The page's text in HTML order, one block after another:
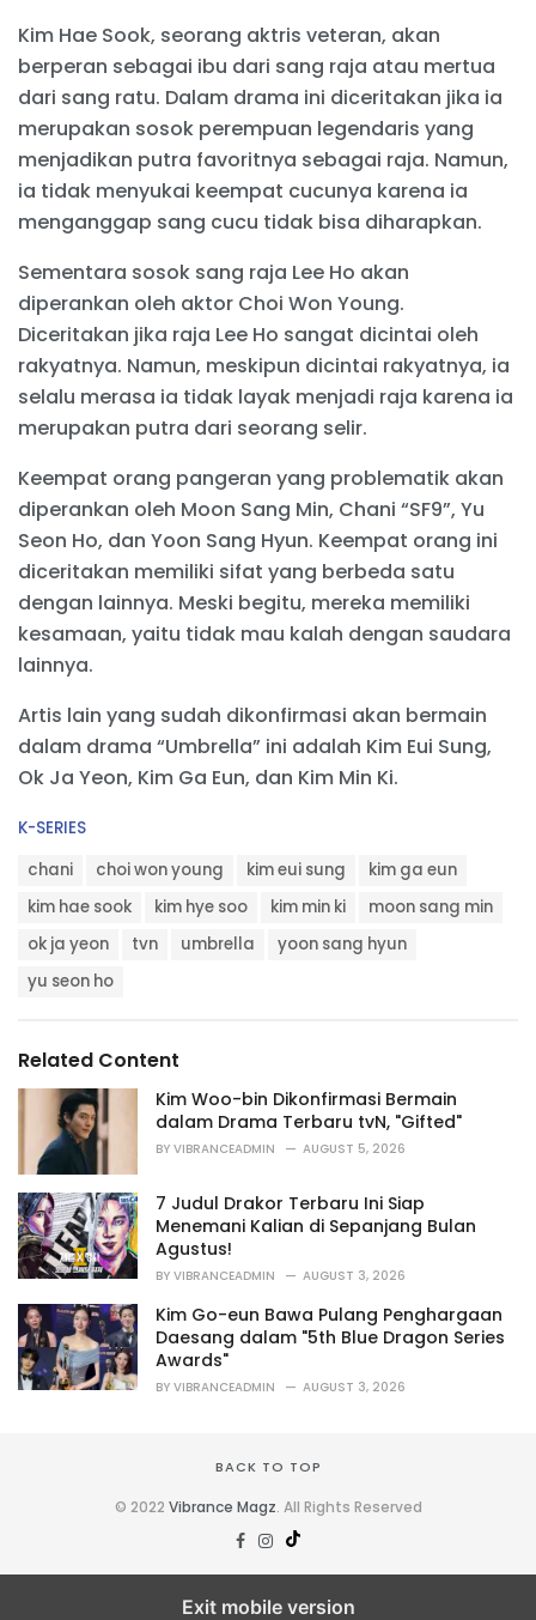
Kim Hae Sook, seorang aktris veteran, akan
berperan sebagai ibu dari sang raja atau mertua
dari sang ratu. Dalam drama ini diceritakan jika ia
merupakan sosok perempuan legendaris yang
menjadikan putra favoritnya sebagai raja. Namun,
ia tidak menyukai keempat cucunya karena ia
menganggap sang cucu tidak bisa diharapkan.
Sementara sosok sang raja Lee Ho akan
diperankan oleh aktor Choi Won Young.
Diceritakan jika raja Lee Ho sangat dicintai oleh
rakyatnya. Namun, meskipun dicintai rakyatnya, ia
selalu merasa ia tidak layak menjadi raja karena ia
merupakan putra dari seorang selir.
Keempat orang pangeran yang problematik akan
diperankan oleh Moon Sang Min, Chani “SF9”, Yu
Seon Ho, dan Yoon Sang Hyun. Keempat orang ini
diceritakan memiliki sifat yang berbeda satu
dengan lainnya. Meski begitu, mereka memiliki
kesamaan, yaitu tidak mau kalah dengan saudara
lainnya.
Artis lain yang sudah dikonfirmasi akan bermain
dalam drama “Umbrella” ini adalah Kim Eui Sung,
Ok Ja Yeon, Kim Ga Eun, dan Kim Min Ki.
C
K-SERIES
chani choi won young kim eui sung
kim ga eun
kim hae sook
kim hye soo kim min ki
moon sang min
ok ja yeon
tvn umbrella
yoon sang hyun
yu seon ho
Related Content
Kim Woo-bin Dikonfirmasi Bermain
dalam Drama Terbaru tvN, "Gifted"
BY VIBRANCEADMIN AUGUST 5, 2026
7 Judul Drakor Terbaru Ini Siap
Menemani Kalian di Sepanjang Bulan
Agustus!
BY VIBRANCEADMIN AUGUST 3, 2026
Kim Go-eun Bawa Pulang Penghargaan
Daesang dalam "5th Blue Dragon Series
Awards"
BY VIBRANCEADMIN AUGUST 3, 2026
BACK TO TOP
© 2022 Vibrance Magz. All Rights Reserved
Exit mobile version